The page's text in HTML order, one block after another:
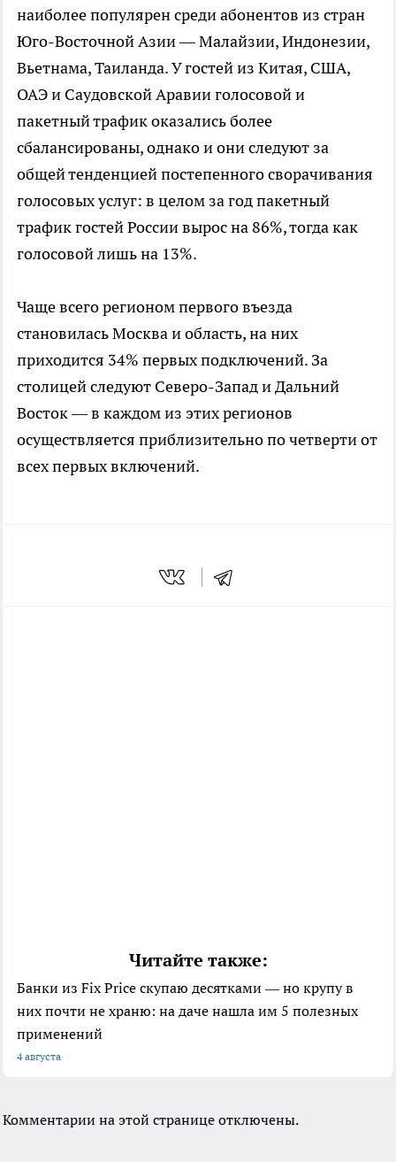
наиболее популярен среди абонентов из стран
Юго-Восточной Азии — Малайзии, Индонезии,
Вьетнама, Таиланда. У гостей из Китая, США,
ОАЭ и Саудовской Аравии голосовой и
пакетный трафик оказались более
сбалансированы, однако и они следуют за
общей тенденцией постепенного сворачивания
голосовых услуг: в целом за год пакетный
трафик гостей России вырос на 86%, тогда как
голосовой лишь на 13%.
Чаще всего регионом первого въезда
становилась Москва и область, на них
приходится 34% первых подключений. За
столицей следуют Северо-Запад и Дальний
Восток — в каждом из этих регионов
осуществляется приблизительно по четверти от
всех первых включений.
Читайте также:
Банки из Fix Price скупаю десятками — но крупу в
них почти не храню: на даче нашла им 5 полезных
применений
4 августа
Комментарии на этой странице отключены.